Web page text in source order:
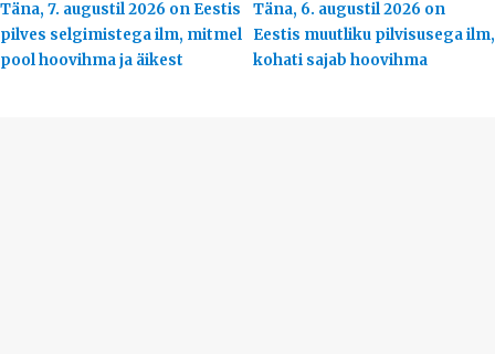
Täna, 7. augustil 2026 on Eestis
pilves selgimistega ilm, mitmel
pool hoovihma ja äikest
Täna, 6. augustil 2026 on
Eestis muutliku pilvisusega ilm,
kohati sajab hoovihma